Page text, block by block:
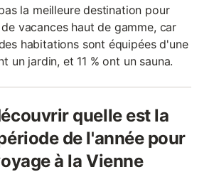
la meilleure destination pour
vacances haut de gamme, car
habitations sont équipées d'une
un jardin, et 11 % ont un sauna.
quelle est la
de l'année pour
à la Vienne